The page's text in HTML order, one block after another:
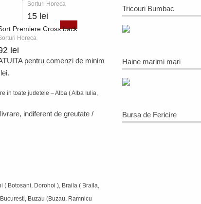
Sorturi Horeca
15 lei
Premiere Cross back
Horeca
lei
, indiferent de greutate /
pentru comenzi de minim
in toate judetele – Alba ( Alba Iulia,
( Botosani, Dorohoi ), Braila ( Braila,
Buzau (Buzau, Ramnicu
Tricouri Bumbac
Haine marimi mari
Bursa de Fericire